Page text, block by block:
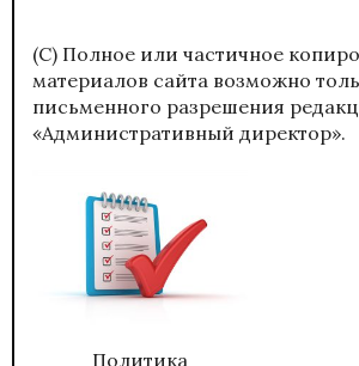
(С) Полное или частичное
материалов сайта возможно
письменного разрешения
«Административный директор».
Политика